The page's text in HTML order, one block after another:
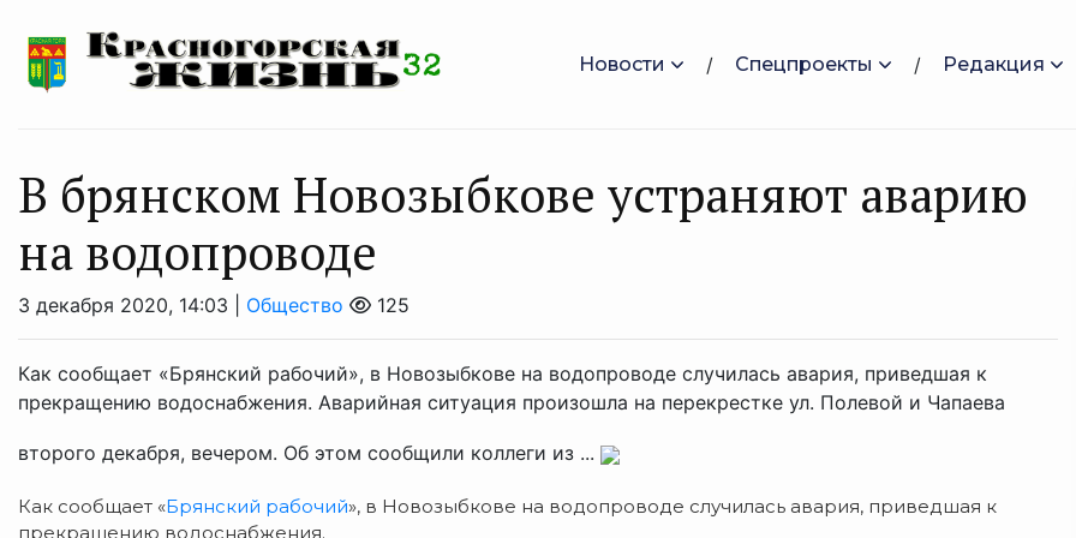
Новости Спецпроекты Редакция
В брянском Новозыбкове устраняют аварию
на водопроводе
3 декабря 2020, 14:03 | Общество 125
Как сообщает «Брянский рабочий», в Новозыбкове на водопроводе случилась авария, приведшая к
прекращению водоснабжения. Аварийная ситуация произошла на перекрестке ул. Полевой и Чапаева
второго декабря, вечером. Об этом сообщили коллеги из ...
Как сообщает «Брянский рабочий», в Новозыбкове на водопроводе случилась авария, приведшая к
прекращению водоснабжения.